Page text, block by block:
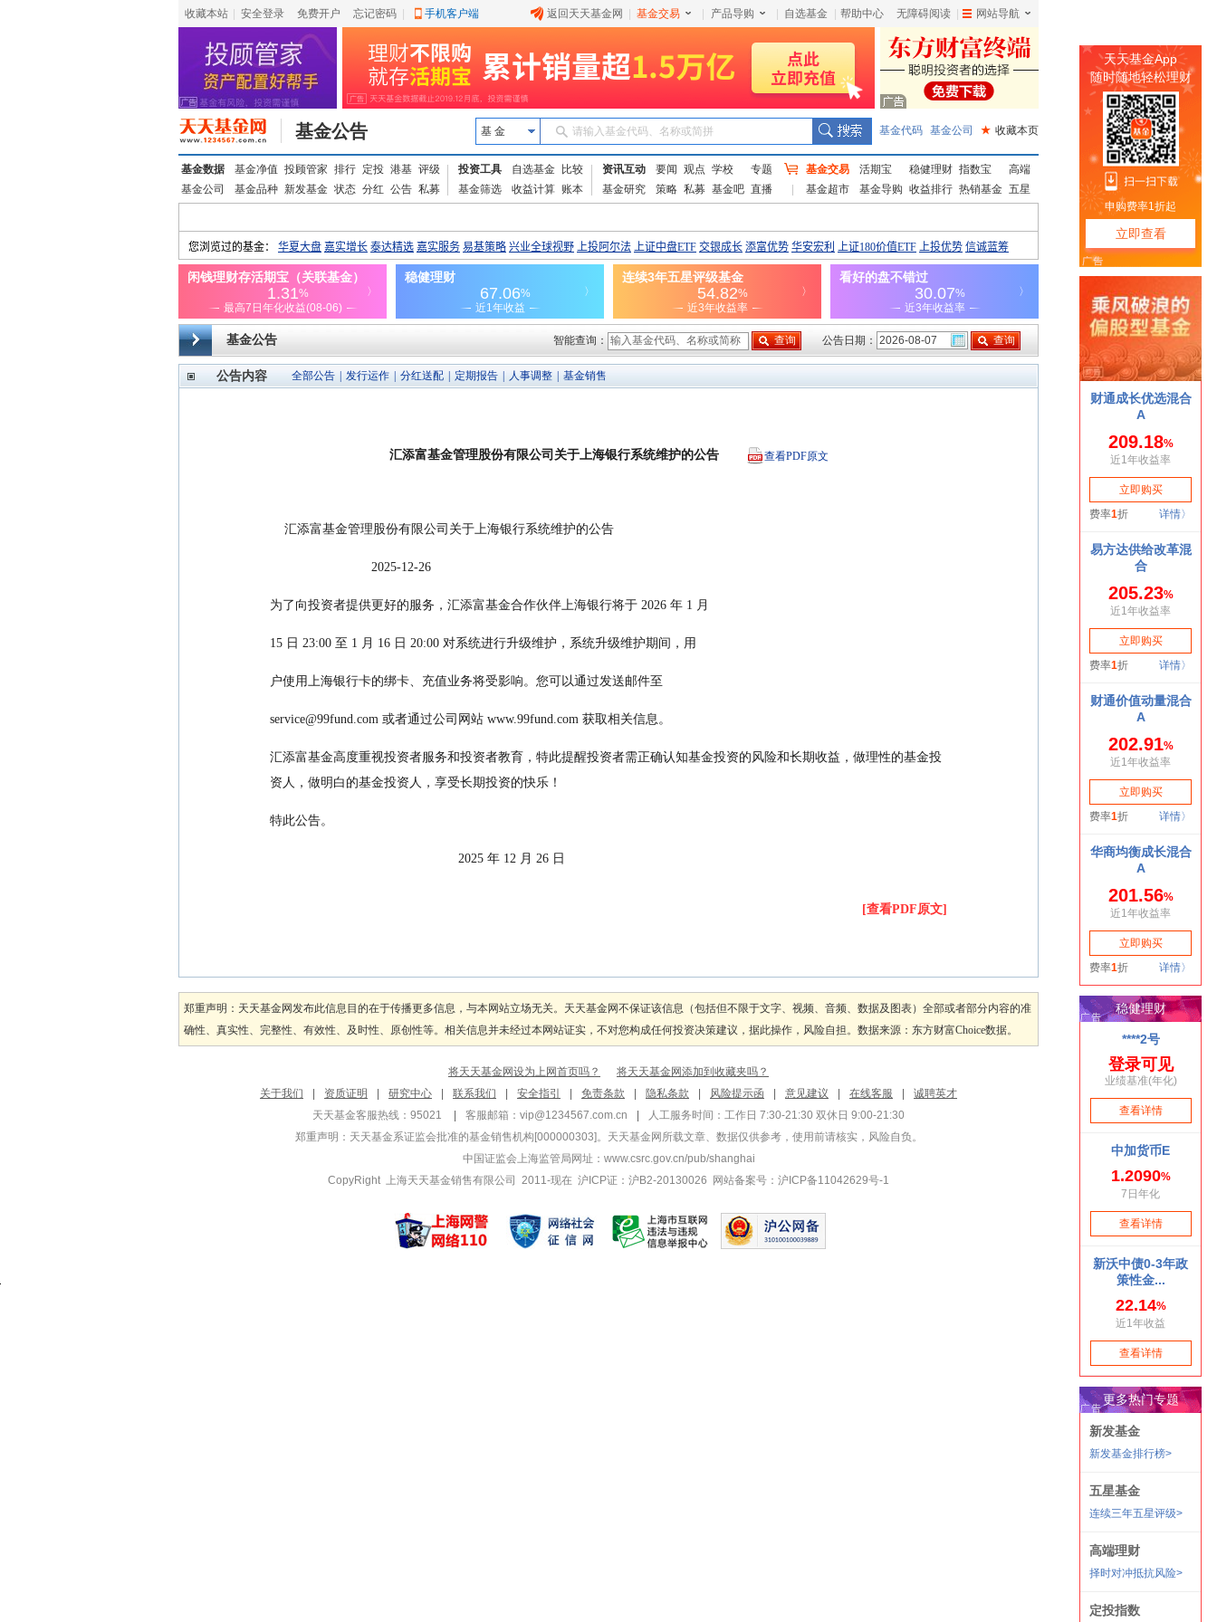
收藏本站 安全登录 免费开户 忘记密码 手机客户端 返回天天基金网 基金交易 产品导购 自选基金 帮助中心 无障碍阅读 网站导航
基金公告 基 金 请输入基金代码、名称或简拼 基金代码 基金公司 ★ 收藏本页
基金数据 基金净值 投顾管家 排行 定投 港基 评级
基金公司
基金品种 新发基金 状态 分红 公告 私募
投资工具 自选基金
比较
基金筛选
收益计算 账本
资讯互动 要闻 观点 学校
专题
基金研究
策略 私募 基金吧 直播
基金交易 活期宝 稳健理财 指数宝
高端
基金超市
基金导购 收益排行 热销基金 五星
基金公告 智能查询： 公告日期：
公告内容 全部公告 发行运作 分红送配 定期报告 人事调整 基金销售
汇添富基金管理股份有限公司关于上海银行系统维护的公告 查看PDF原文
    汇添富基金管理股份有限公司关于上海银行系统维护的公告
                            2025-12-26
为了向投资者提供更好的服务，汇添富基金合作伙伴上海银行将于 2026 年 1 月
15 日 23:00 至 1 月 16 日 20:00 对系统进行升级维护，系统升级维护期间，用
户使用上海银行卡的绑卡、充值业务将受影响。您可以通过发送邮件至
service@99fund.com 或者通过公司网站 www.99fund.com 获取相关信息。
汇添富基金高度重视投资者服务和投资者教育，特此提醒投资者需正确认知基金投资的风险和长期收益，做理性的基金投
资人，做明白的基金投资人，享受长期投资的快乐！
特此公告。
                                                    2025 年 12 月 26 日
[查看PDF原文]
郑重声明：天天基金网发布此信息目的在于传播更多信息，与本网站立场无关。天天基金网不保证该信息（包括但不限于文字、视频、音频、数据及图表）全部或者部分内容的准
确性、真实性、完整性、有效性、及时性、原创性等。相关信息并未经过本网站证实，不对您构成任何投资决策建议，据此操作，风险自担。数据来源：东方财富Choice数据。
将天天基金网设为上网首页吗？
将天天基金网添加到收藏夹吗？
关于我们
资质证明 研究中心 联系我们 安全指引 免责条款 隐私条款 风险提示函 意见建议 在线客服
诚聘英才
天天基金客服热线：95021
客服邮箱： vip@1234567.com.cn
人工服务时间：工作日 7:30-21:30 双休日 9:00-21:30
郑重声明： 天天基金系证监会批准的基金销售机构[000000303]。天天基金网所载文章、数据仅供参考，使用前请核实，风险自负。
中国证监会上海监管局网址： www.csrc.gov.cn/pub/shanghai
CopyRight 上海天天基金销售有限公司 2011-现在 沪ICP证：沪B2-20130026
网站备案号：沪ICP备11042629号-1